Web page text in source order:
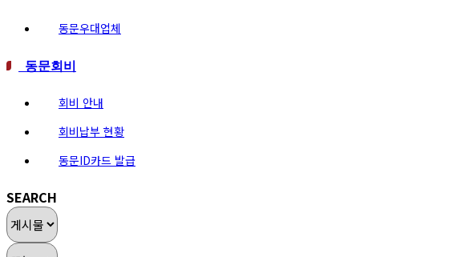
동문우대업체
동문회비
회비 안내
회비납부 현황
동문ID카드 발급
SEARCH